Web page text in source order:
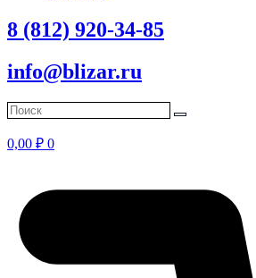
8 (812) 920-34-85
info@blizar.ru
0,00 ₽ 0